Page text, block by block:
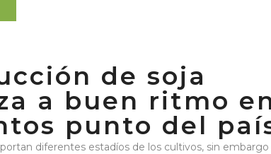
de soja
a buen ritmo
punto del
diferentes estadíos de los cultivos, sin embargo